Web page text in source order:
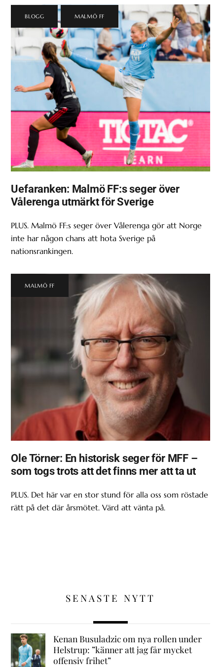
BLOGG MALMÖ FF
Uefaranken: Malmö FF:s seger över
Vålerenga utmärkt för Sverige
PLUS. Malmö FF:s seger över Vålerenga gör att Norge
inte har någon chans att hota Sverige på
nationsrankingen.
MALMÖ FF
Ole Törner: En historisk seger för MFF –
som togs trots att det finns mer att ta ut
PLUS. Det här var en stor stund för alla oss som röstade
rätt på det där årsmötet. Värd att vänta på.
SENASTE NYTT
Kenan Busuladzic om nya rollen under
Helstrup: ”känner att jag får mycket
offensiv frihet”